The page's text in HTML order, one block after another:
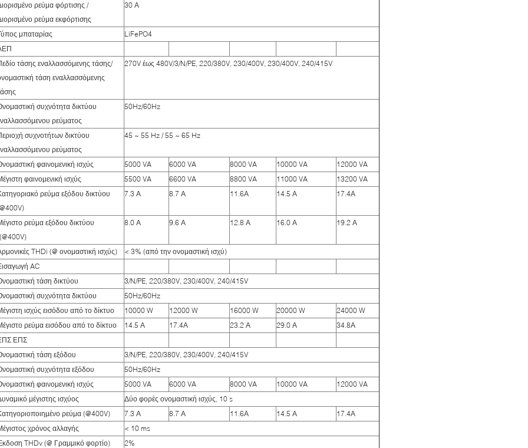
ρεύμα φόρτισης /
ρεύμα εκφόρτισης
30 Α
μπαταρίας
LiFePO4
τάσης εναλλασσόμενης τάσης/
τάση εναλλασσόμενης
270V έως 480V/3/N/PE, 220/380V, 230/400V, 230/400V, 240/415V
συχνότητα δικτύου
ρεύματος
50Hz/60Hz
συχνοτήτων δικτύου
ρεύματος
45 ~ 55 Hz / 55 ~ 65 Hz
φαινομενική ισχύς 5000 VA 6000 VA 8000 VA 10000 VA
12000 VA
φαινομενική ισχύς
5500 VA 6600 VA 8800 VA 11000 VA
13200 VA
ρεύμα εξόδου δικτύου
7.3 Α 8.7 Α 11.6Α 14.5 Α 17.4Α
ρεύμα εξόδου δικτύου
8.0 Α 9.6 Α 12.8 Α 16.0 Α 19.2 Α
THDi (@ ονομαστική ισχύς)
< 3% (από την ονομαστική ισχύ)
AC
τάση δικτύου
3/N/PE, 220/380V, 230/400V, 240/415V
συχνότητα δικτύου
50Hz/60Hz
ισχύς εισόδου από το δίκτυο
10000 W 12000 W 16000 W 20000 W
24000 W
ρεύμα εισόδου από το δίκτυο
14.5 Α 17.4Α 23.2 Α 29.0 Α
34.8Α
ΕΠΣ
τάση εξόδου
3/N/PE, 220/380V, 230/400V, 240/415V
συχνότητα εξόδου
50Hz/60Hz
φαινομενική ισχύς
5000 VA 6000 VA 8000 VA 10000 VA
12000 VA
μέγιστης ισχύος
Δύο φορές ονομαστική ισχύς, 10 s
ρεύμα (@400V)
7.3 Α 8.7 Α 11.6Α 14.5 Α
17.4Α
χρόνος αλλαγής
< 10 ms
THDv (@ Γραμμικό φορτίο)
2%